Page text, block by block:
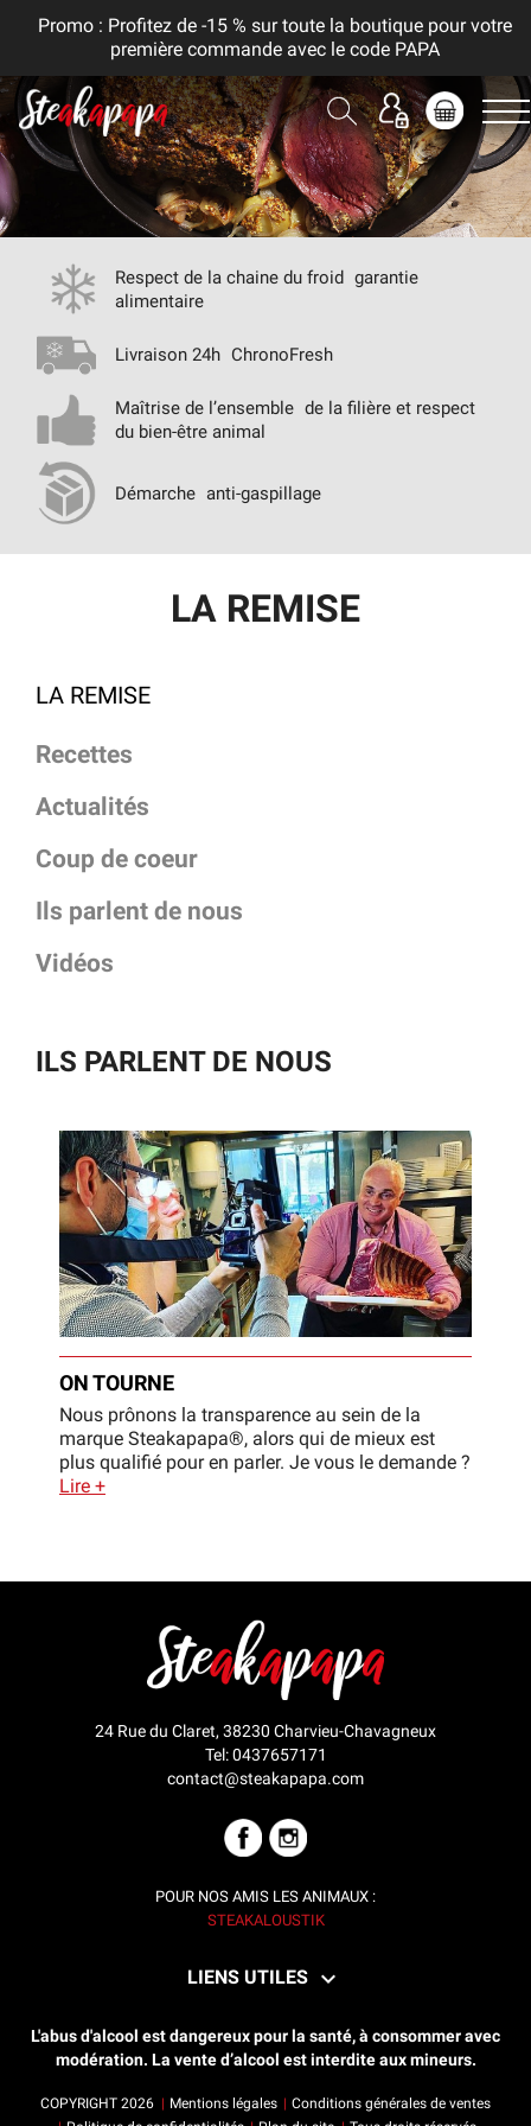
Promo : Profitez de -15 % sur toute la boutique pour votre
première commande avec le code PAPA
Respect de la chaine du froid garantie
alimentaire
Livraison 24h ChronoFresh
Maîtrise de l’ensemble de la filière et respect
du bien-être animal
Démarche anti-gaspillage
LA REMISE
LA REMISE
Recettes
Actualités
Coup de coeur
Ils parlent de nous
Vidéos
ILS PARLENT DE NOUS
ON TOURNE
Nous prônons la transparence au sein de la
marque Steakapapa®, alors qui de mieux est
plus qualifié pour en parler. Je vous le demande ?
Lire +
24 Rue du Claret, 38230 Charvieu-Chavagneux
Tel:0437657171
contact@steakapapa.com
LIENS UTILES 
FACEBOOK
POUR NOS AMIS LES ANIMAUX :
STEAKALOUSTIK
L'abus d'alcool est dangereux pour la santé, à consommer avec
modération. La vente d’alcool est interdite aux mineurs.
COPYRIGHT 2026 Mentions légales
Conditions générales de ventes